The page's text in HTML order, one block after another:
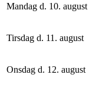
Mandag d. 10. august
Tirsdag d. 11. august
Onsdag d. 12. august